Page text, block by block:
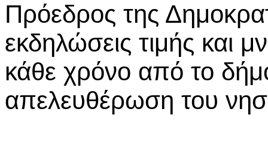
Πρόεδρος της
εκδηλώσεις τιμής και
κάθε χρόνο από το
απελευθέρωση του